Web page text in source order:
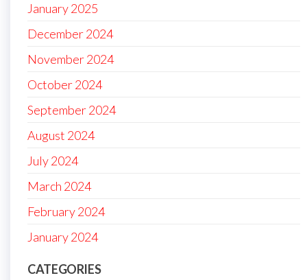
January 2025
December 2024
November 2024
October 2024
September 2024
August 2024
July 2024
March 2024
February 2024
January 2024
CATEGORIES